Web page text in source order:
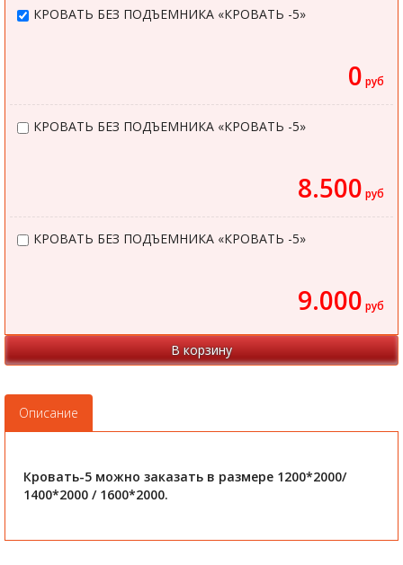
КРОВАТЬ БЕЗ ПОДЪЕМНИКА «КРОВАТЬ -5»
0 руб
КРОВАТЬ БЕЗ ПОДЪЕМНИКА «КРОВАТЬ -5»
8.500 руб
КРОВАТЬ БЕЗ ПОДЪЕМНИКА «КРОВАТЬ -5»
9.000 руб
В корзину
Описание
Кровать-5 можно заказать в размере 1200*2000/
1400*2000 / 1600*2000.